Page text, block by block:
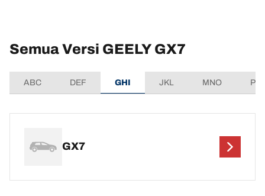
Semua Versi GEELY GX7
ABC DEF GHI JKL MNO
GX7